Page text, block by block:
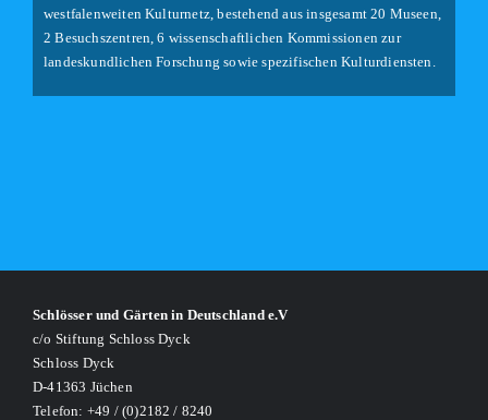
westfalenweiten Kulturnetz, bestehend aus insgesamt 20 Museen,
2 Besuchszentren, 6 wissenschaftlichen Kommissionen zur
landeskundlichen Forschung sowie spezifischen Kulturdiensten.
Schlösser und Gärten in Deutschland e.V
c/o Stiftung Schloss Dyck
Schloss Dyck
D-41363 Jüchen
Telefon: +49 / (0)2182 / 8240